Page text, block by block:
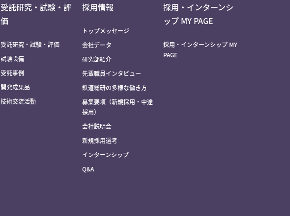
受託研究・試験・評
価
受託研究・試験・評価
試験設備
受託事例
開発成果品
技術交流活動
採用情報
トップメッセージ
会社データ
研究部紹介
先輩職員インタビュー
鉄道総研の多様な働き方
募集要項（新規採用・中途
採用）
会社説明会
新規採用選考
インターンシップ
Q&A
採用・インターンシ
ップ MY PAGE
採用・インターンシップ MY
PAGE